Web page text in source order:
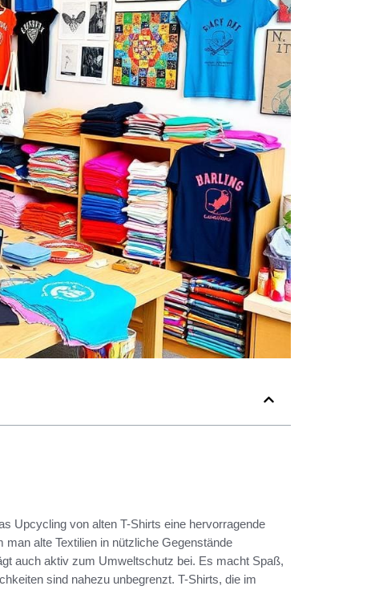
Upcycling von alten T-Shirts eine hervorragende
man alte Textilien in nützliche Gegenstände
auch aktiv zum Umweltschutz bei. Es macht Spaß,
sind nahezu unbegrenzt. T-Shirts, die im